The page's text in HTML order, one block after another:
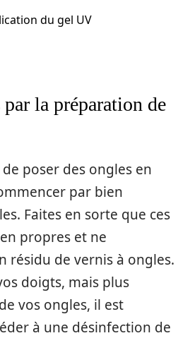
du gel UV
la préparation de
poser des ongles en
par bien
Faites en sorte que ces
propres et ne
résidu de vernis à ongles.
doigts, mais plus
vos ongles, il est
à une désinfection de